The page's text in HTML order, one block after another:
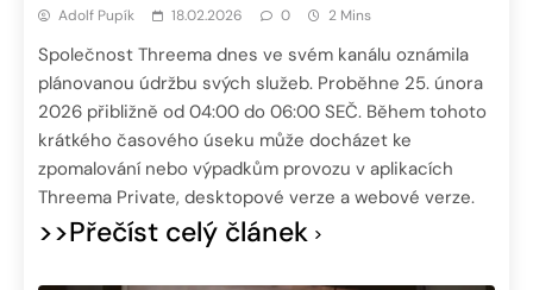
Adolf Pupík 18.02.2026 0 2 Mins
Společnost Threema dnes ve svém kanálu oznámila
plánovanou údržbu svých služeb. Proběhne 25. února
2026 přibližně od 04:00 do 06:00 SEČ. Během tohoto
krátkého časového úseku může docházet ke
zpomalování nebo výpadkům provozu v aplikacích
Threema Private, desktopové verze a webové verze.
>>Přečíst celý článek